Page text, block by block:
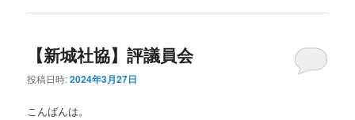
【新城社協】評議員会
投稿日時:2024年3月27日
こんばんは。